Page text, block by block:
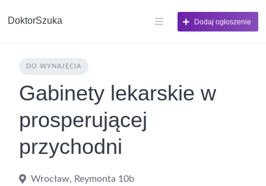
DoktorSzuka Dodaj ogłoszenie
DO WYNAJĘCIA
Gabinety lekarskie w
prosperującej
przychodni
Wrocław, Reymonta 10b